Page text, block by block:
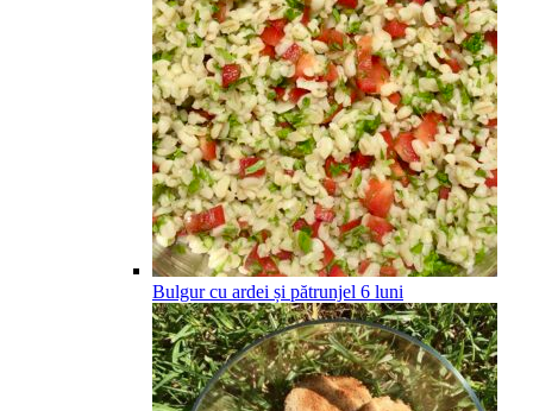
Bulgur cu ardei și pătrunjel 6 luni